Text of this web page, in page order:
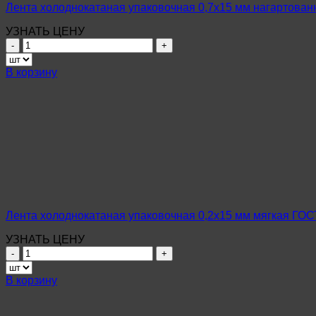
Лента холоднокатаная упаковочная 0,7х15 мм
УЗНАТЬ ЦЕНУ
Количество
товара
Лента
холоднокатаная
В корзину
Лента холоднокатаная упаковочная 0,2х15 мм мягкая
УЗНАТЬ ЦЕНУ
Количество
товара
Лента
холоднокатаная
В корзину